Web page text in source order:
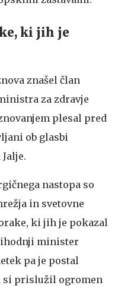
ki jih je
znašel član
za zdravje
plesal pred
ob glasbi
Jalje.
nastopa so
in svetovne
ki jih je pokazal
minister
pa je postal
si prislužil ogromen